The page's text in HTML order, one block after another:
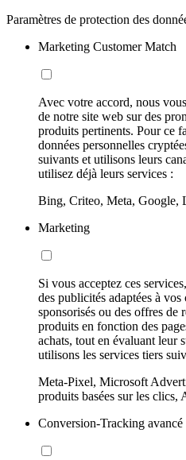
Paramètres de protection des
Marketing Customer Match
Avec votre accord, nous
de notre site web sur des
produits pertinents. Pour ce
données personnelles
suivants et utilisons leurs
utilisez déjà leurs services :
Bing, Criteo, Meta, Google,
Marketing
Si vous acceptez ces
des publicités adaptées à
sponsorisés ou des offres de
produits en fonction des
achats, tout en évaluant leur
utilisons les services tiers
Meta-Pixel, Microsoft
produits basées sur les clics,
Conversion-Tracking avancé